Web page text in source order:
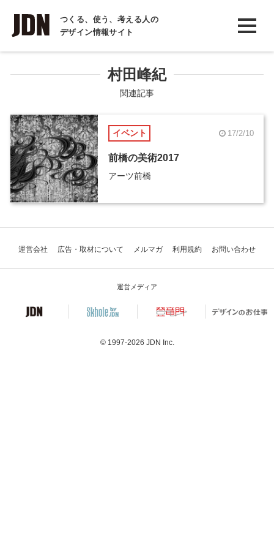
つくる、使う、考える人の
デザイン情報サイト
INTERVIEW
インタビュー
COLUMN
コラム
村田峰紀
関連記事
イベント 17/2/10
前橋の美術2017
アーツ前橋
運営会社 広告・取材について メルマガ 利用規約 お問い合わせ
運営メディア
© 1997-2026 JDN Inc.